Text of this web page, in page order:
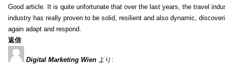
Good article. It is quite unfortunate that over the last years, the travel
industry has really proven to be solid, resilient and also dynamic,
again adapt and respond.
返信
Digital Marketing Wien より: